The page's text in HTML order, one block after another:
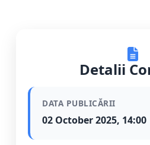
Detalii
DATA PUBLICĂRII
02 October 2025, 14:00